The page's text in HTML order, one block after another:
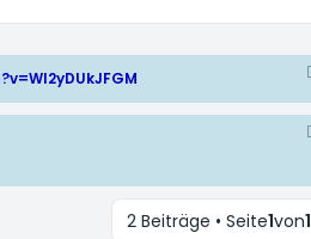
2 Beiträge • Seite1von1